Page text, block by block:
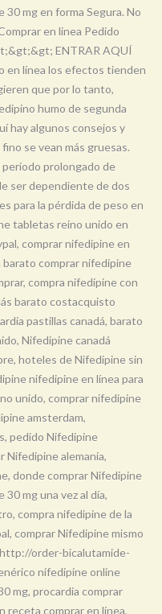
30 mg en forma Segura. No
en linea Pedido
ENTRAR AQUÍ
en línea los efectos tienden
que por lo tanto,
humo de segunda
hay algunos consejos y
se vean más gruesas.
prolongado de
ser dependiente de dos
para la pérdida de peso en
tabletas reino unido en
comprar nifedipine en
comprar nifedipine
compra nifedipine con
barato costacquisto
pastillas canadá, barato
Nifedipine canadá
hoteles de Nifedipine sin
nifedipine en línea para
unido, comprar nifedipine
amsterdam,
pedido Nifedipine
Nifedipine alemania,
donde comprar Nifedipine
mg una vez al día,
compra nifedipine de la
comprar Nifedipine mismo
order-bicalutamide-
nifedipine online
mg, procardia comprar
receta comprar en línea,